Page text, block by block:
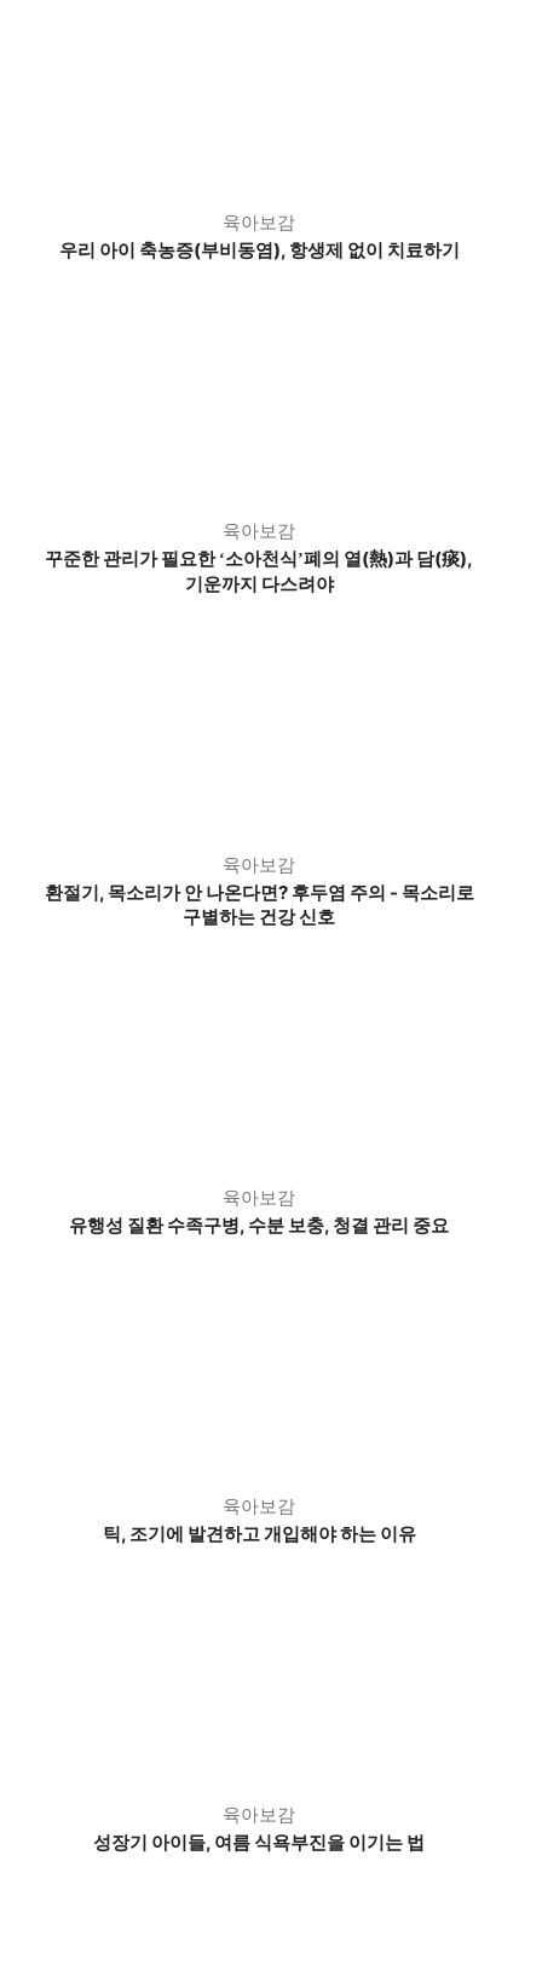
육아보감
우리 아이 축농증(부비동염), 항생제 없이 치료하기
육아보감
꾸준한 관리가 필요한 ‘소아천식’폐의 열(熱)과 담(痰),
기운까지 다스려야
육아보감
환절기, 목소리가 안 나온다면? 후두염 주의 - 목소리로
구별하는 건강 신호
육아보감
유행성 질환 수족구병, 수분 보충, 청결 관리 중요
육아보감
틱, 조기에 발견하고 개입해야 하는 이유
육아보감
성장기 아이들, 여름 식욕부진을 이기는 법